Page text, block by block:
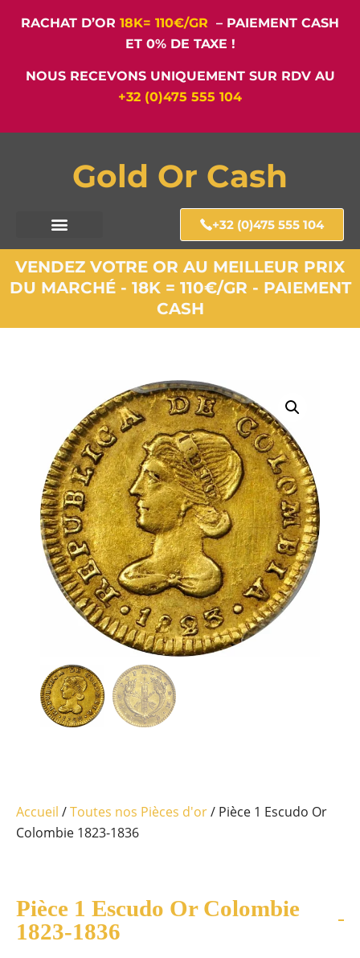
RACHAT D’OR 18K= 110€/GR – PAIEMENT CASH
ET 0% DE TAXE !
NOUS RECEVONS UNIQUEMENT SUR RDV AU
+32 (0)475 555 104
Gold Or Cash
+32 (0)475 555 104
VENDEZ VOTRE OR AU MEILLEUR PRIX
DU MARCHÉ - 18K = 110€/GR - PAIEMENT
CASH
Accueil /Toutes nos Pièces d'or/ Pièce 1 Escudo Or
Colombie 1823-1836
Pièce 1 Escudo Or Colombie
1823-1836